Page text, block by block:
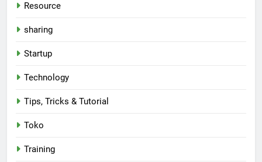
Resource
sharing
Startup
Technology
Tips, Tricks & Tutorial
Toko
Training